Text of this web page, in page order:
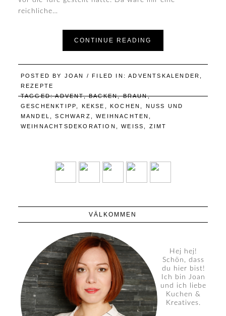
reichliche…
CONTINUE READING
POSTED BY JOAN / FILED IN:ADVENTSKALENDER
REZEPTE
TAGGED:ADVENT,BACKEN,BRAUN,
GESCHENKTIPP
KEKSE ,KOCHEN
NUSS UND
MANDEL
,SCHWARZ ,WEIHNACHTEN
WEIHNACHTSDEKORATION
,WEISS ZIMT
VÄLKOMMEN
Hej hej!
Schön, dass
du hier bist!
Ich bin Joan
und ich liebe
Kuchen &
Kreatives.